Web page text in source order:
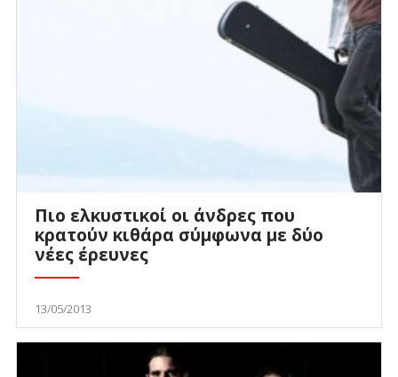
Πιο ελκυστικοί οι άνδρες που
κρατούν κιθάρα σύμφωνα με δύο
νέες έρευνες
13/05/2013